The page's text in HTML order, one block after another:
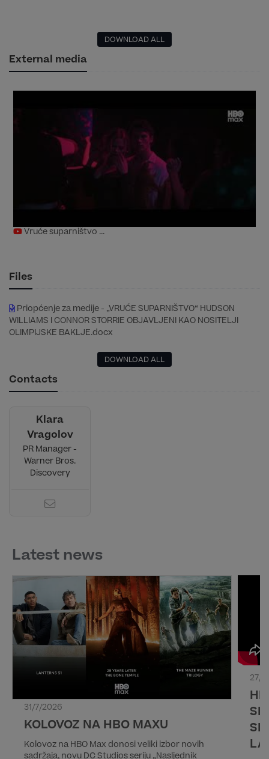
DOWNLOAD ALL
External media
Vruće suparništvo ...
Files
Priopćenje za medije - „VRUĆE SUPARNIŠTVO“ HUDSON
WILLIAMS I CONNOR STORRIE OBJAVLJENI KAO NOSITELJI
OLIMPIJSKE BAKLJE.docx
DOWNLOAD ALL
Contacts
Klara
Vragolov
PR Manager -
Warner Bros.
Discovery
Latest news
31/7/2026
KOLOVOZ NA HBO MAXU
Kolovoz na HBO Max donosi veliki izbor novih
sadržaja, novu DC Studios seriju „Nasljednik
27/